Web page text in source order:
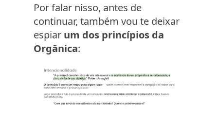
Por falar nisso, antes de
continuar, também vou te deixar
espiar um dos princípios da
Orgânica: